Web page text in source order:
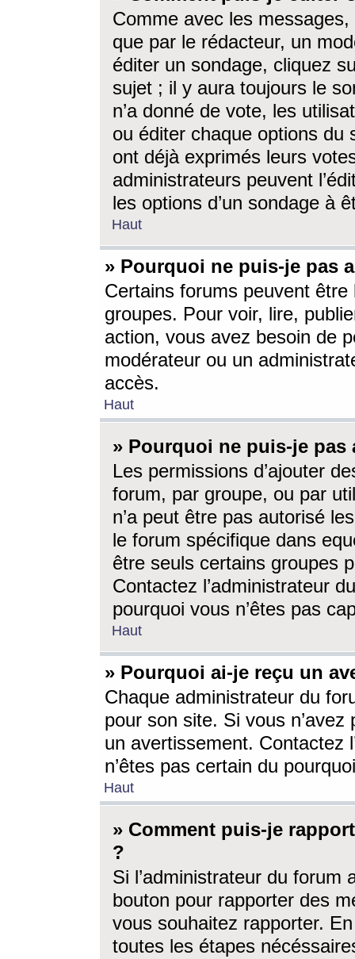
Comme avec les
que par le rédacteur, un
éditer un sondage, cliquez
sujet ; il y aura toujours le
n’a donné de vote, les
ou éditer chaque options du
ont déjà exprimés leurs
administrateurs peuvent
les options d’un sondage à
Haut
» Pourquoi ne puis-je pas
Certains forums peuvent être
groupes. Pour voir, lire,
action, vous avez besoin de
modérateur ou un
accès.
Haut
» Pourquoi ne puis-je
Les permissions d’ajouter
forum, par groupe, ou par
n’a peut être pas autorisé
le forum spécifique dans
être seuls certains groupes
Contactez l’administrateur
pourquoi vous n’êtes pas
Haut
» Pourquoi ai-je reçu un
Chaque administrateur du
pour son site. Si vous
un avertissement. Contactez
n’êtes pas certain du
Haut
» Comment puis-je
?
Si l’administrateur du forum
bouton pour rapporter des
vous souhaitez rapporter.
toutes les étapes